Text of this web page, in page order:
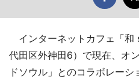
インターネットカフェ「和
代田区外神田6）で現在、オ
ドソウル」とのコラボレーシ